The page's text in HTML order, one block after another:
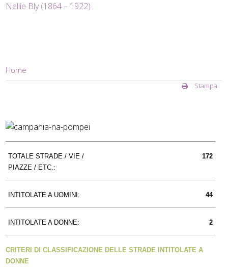
Nellie Bly (1864 – 1922)
Home
Stampa
TOTALE STRADE / VIE /
PIAZZE / ETC.:
172
INTITOLATE A UOMINI: 44
INTITOLATE A DONNE: 2
CRITERI DI CLASSIFICAZIONE DELLE STRADE INTITOLATE A
DONNE